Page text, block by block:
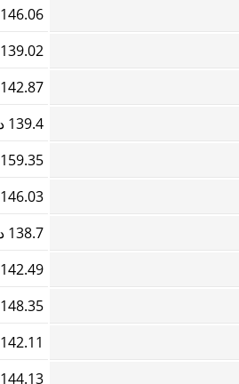
146.06 درجة
139.02 درجة
142.87 درجة
139.4 درجة
159.35 درجة
146.03 درجة
138.7 درجة
142.49 درجة
148.35 درجة
142.11 درجة
144.13 درجة